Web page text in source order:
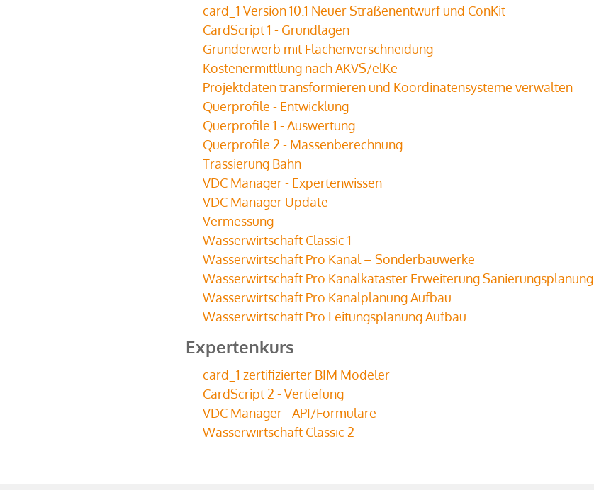
card_1 Version 10.1 Neuer Straßenentwurf und ConKit
CardScript 1 - Grundlagen
Grunderwerb mit Flächenverschneidung
Kostenermittlung nach AKVS/elKe
Projektdaten transformieren und Koordinatensysteme verwalten
Querprofile - Entwicklung
Querprofile 1 - Auswertung
Querprofile 2 - Massenberechnung
Trassierung Bahn
VDC Manager - Expertenwissen
VDC Manager Update
Vermessung
Wasserwirtschaft Classic 1
Wasserwirtschaft Pro Kanal – Sonderbauwerke
Wasserwirtschaft Pro Kanalkataster Erweiterung Sanierungsplanung
Wasserwirtschaft Pro Kanalplanung Aufbau
Wasserwirtschaft Pro Leitungsplanung Aufbau
Expertenkurs
card_1 zertifizierter BIM Modeler
CardScript 2 - Vertiefung
VDC Manager - API/Formulare
Wasserwirtschaft Classic 2